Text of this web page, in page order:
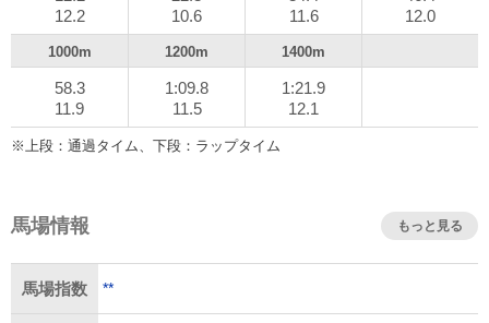
12.2
10.6
11.6
12.0
1000m 1200m 1400m
58.3
11.9
1:09.8
11.5
1:21.9
12.1
※上段：通過タイム、下段：ラップタイム
馬場情報 もっと見る
馬場指数 **